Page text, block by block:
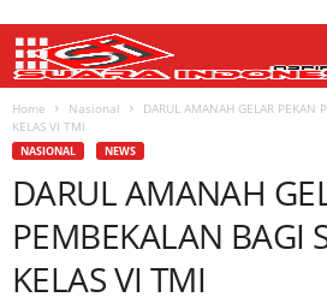
Home Nasional
DARUL AMANAH GELAR PEKAN
KELAS VI TMI
NASIONAL NEWS
DARUL AMANAH
PEMBEKALAN BAGI
KELAS VI TMI